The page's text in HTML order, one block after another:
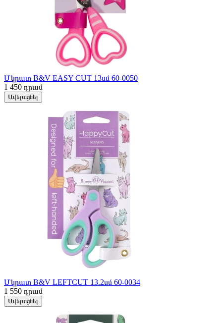
Մկրատ B&V EASY CUT 13սմ 60-0050
1 450 դրամ
Ավելացնել
Մկրատ B&V LEFTCUT 13.2սմ 60-0034
1 550 դրամ
Ավելացնել